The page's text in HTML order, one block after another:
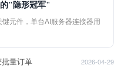
"隐形冠军"
元件，单台AI服务器连接器用
量订单 2026-04-29